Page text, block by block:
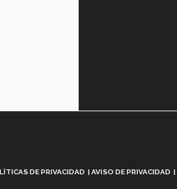
DE PRIVACIDAD AVISO DE PRIVACIDAD